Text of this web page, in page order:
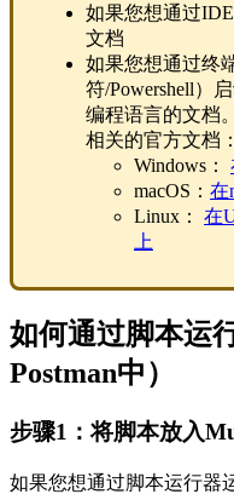
如果您想通过
文档
如果您想通过终
符/Powershell）
编程语言的文档
相关的官方文档：
Windows：
macOS： 在
Linux： 在
上
如何通过脚本运
Postman中）
步骤1：将脚本放入
如果您想通过脚本运行器